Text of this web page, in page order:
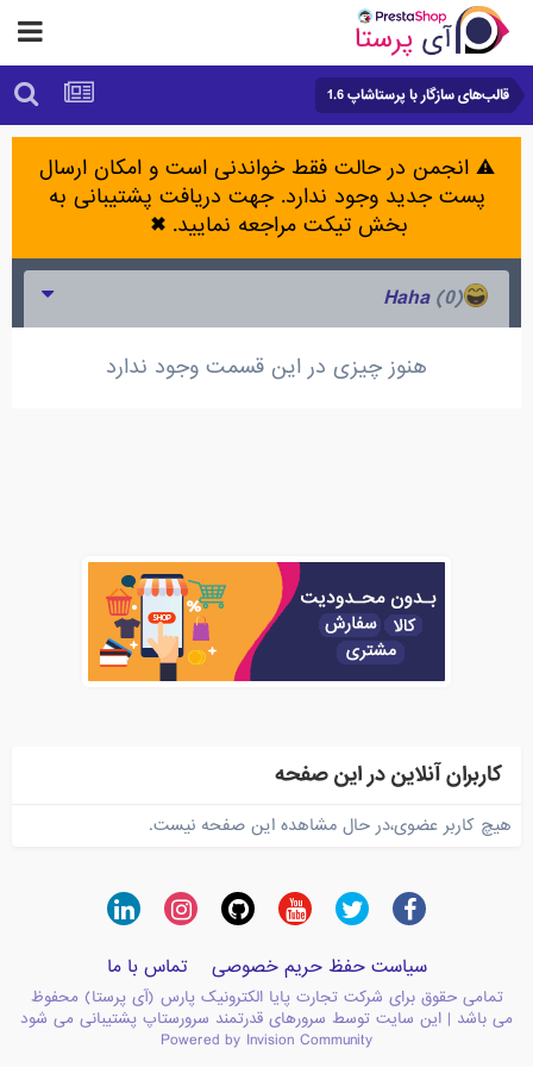
قالب‌های سازگار با پرستاشاپ 1.6
⚠️ انجمن در حالت فقط خواندنی است و امکان ارسال
پست جدید وجود ندارد. جهت دریافت پشتیبانی به
بخش تیکت مراجعه نمایید. ✖
Haha
(0)
هنوز چیزی در این قسمت وجود ندارد
کاربران آنلاین در این صفحه
هیچ کاربر عضوی،در حال مشاهده این صفحه نیست.
سیاست حفظ حریم خصوصی تماس با ما
تمامی حقوق برای شرکت تجارت پایا الکترونیک پارس (آی پرستا) محفوظ
می باشد | این سایت توسط سرورهای قدرتمند سرورستاپ پشتیبانی می شود
Powered by Invision Community